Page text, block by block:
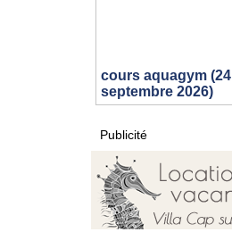
cours aquagym (24
septembre 2026)
Publicité